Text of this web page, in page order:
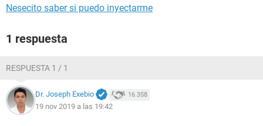
Nesecito saber si puedo inyectarme
1 respuesta
RESPUESTA 1 / 1
Dr. Joseph Exebio 16.358
19 nov 2019 a las 19:42